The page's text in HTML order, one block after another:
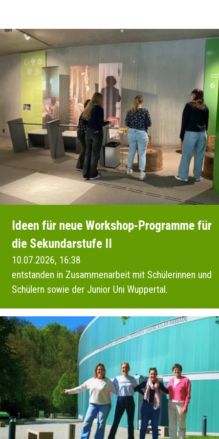
Ideen für neue Workshop-Programme für
die Sekundarstufe II
10.07.2026, 16:38
entstanden in Zusammenarbeit mit Schülerinnen und
Schülern sowie der Junior Uni Wuppertal.